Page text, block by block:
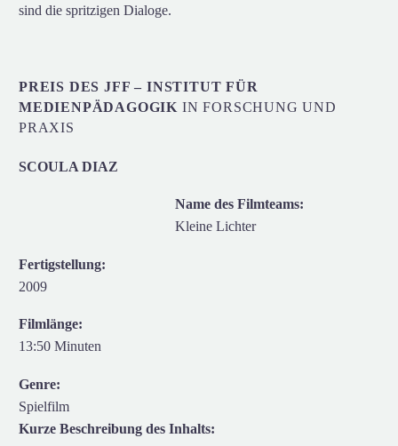
sind die spritzigen Dialoge.
PREIS DES JFF – INSTITUT FÜR
MEDIENPÄDAGOGIK IN FORSCHUNG UND
PRAXIS
SCOULA DIAZ
Name des Filmteams:
Kleine Lichter
Fertigstellung:
2009
Filmlänge:
13:50 Minuten
Genre:
Spielfilm
Kurze Beschreibung des Inhalts: